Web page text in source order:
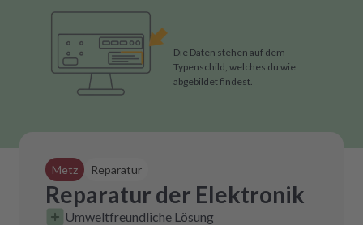
Die Daten stehen auf dem
Typenschild, welches du wie
abgebildet findest.
Metz Reparatur
Reparatur der Elektronik
Umweltfreundliche Lösung